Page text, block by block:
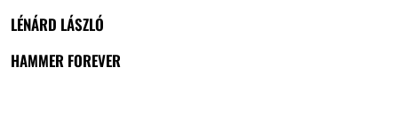
LÉNÁRD LÁSZLÓ
HAMMER FOREVER